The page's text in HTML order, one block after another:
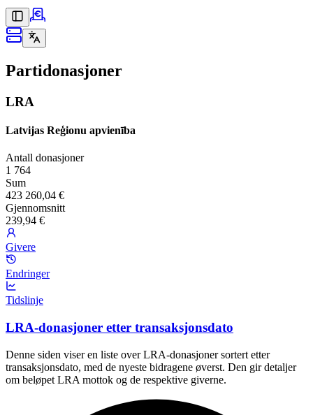
Partidonasjoner
LRA
Latvijas Reģionu apvienība
Antall donasjoner
1 764
Sum
423 260,04 €
Gjennomsnitt
239,94 €
Givere
Endringer
Tidslinje
LRA-donasjoner etter transaksjonsdato
Denne siden viser en liste over LRA-donasjoner sortert etter
transaksjonsdato, med de nyeste bidragene øverst. Den gir detaljer
om beløpet LRA mottok og de respektive giverne.